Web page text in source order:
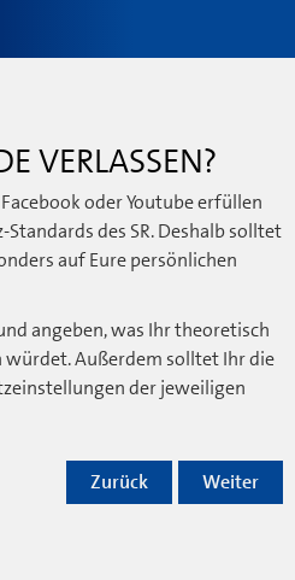
VERLASSEN?
oder Youtube erfüllen
des SR. Deshalb solltet
auf Eure persönlichen
angeben, was Ihr theoretisch
Außerdem solltet Ihr die
der jeweiligen
Weiter
Zurück